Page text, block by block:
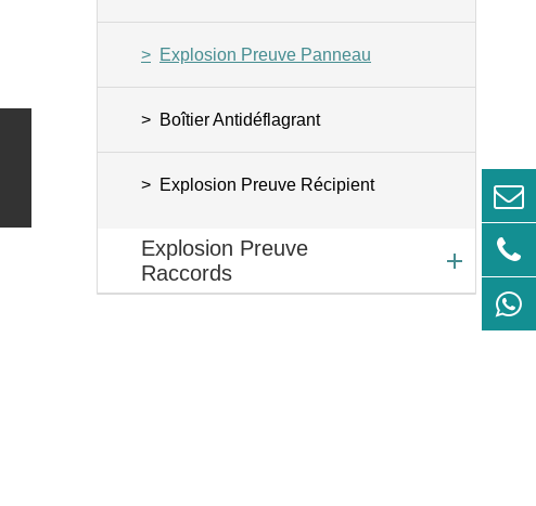
Explosion Preuve Panneau
Boîtier Antidéflagrant
Explosion Preuve Récipient
Explosion Preuve
Raccords